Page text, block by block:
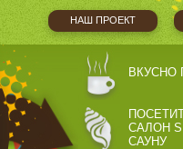
НАШ ПРОЕКТ
ВКУСНО
САЛОН
САУНУ